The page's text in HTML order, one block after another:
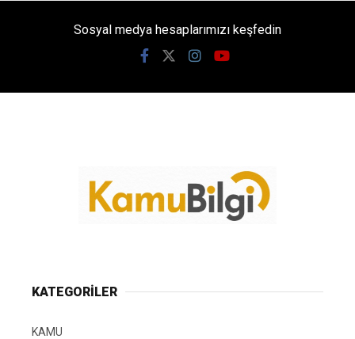
Sosyal medya hesaplarımızı keşfedin
KATEGORİLER
KAMU